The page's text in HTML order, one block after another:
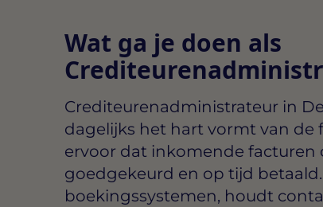
Wat ga je doen als
Crediteurenadministrateur in
dagelijks het hart vormt van de
ervoor dat inkomende facturen
goedgekeurd en op tijd
boekingssystemen, houdt